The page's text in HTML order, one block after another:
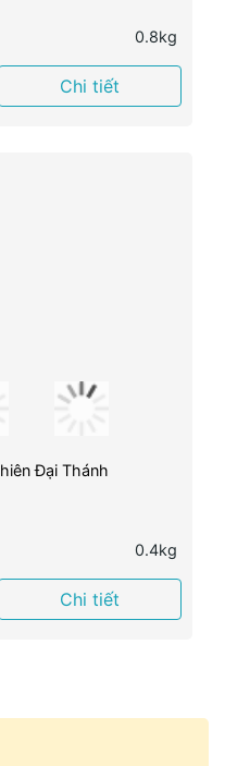
0.8kg
Chi tiết
Đại Thánh
0.4kg
Chi tiết